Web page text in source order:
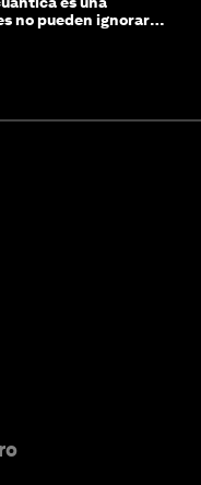
no pueden ignorar